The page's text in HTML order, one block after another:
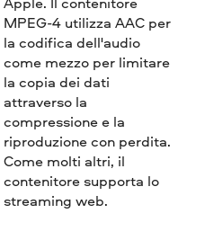
MPEG-4 utilizza AAC per
la codifica dell'audio
come mezzo per limitare
la copia dei dati
attraverso la
compressione e la
riproduzione con perdita.
Come molti altri, il
contenitore supporta lo
streaming web.